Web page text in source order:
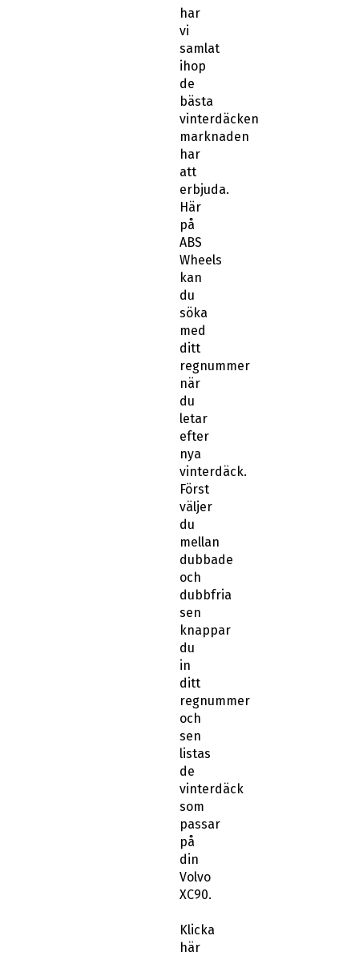
vi
samlat
ihop
de
bästa
vinterdäcken
marknaden
har
att
erbjuda.
Här
på
ABS
Wheels
kan
du
söka
med
ditt
regnummer
när
du
letar
efter
nya
vinterdäck.
Först
väljer
du
mellan
dubbade
och
dubbfria
sen
knappar
du
in
ditt
regnummer
och
sen
listas
de
vinterdäck
som
passar
på
din
Volvo
XC90.
här
för